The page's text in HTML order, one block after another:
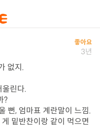
좋아요
3년
없지.
린다.
?
뻔, 엄마표 계란말이 느낌.
밑반찬이랑 같이 먹으면